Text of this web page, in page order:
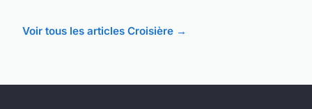
Voir tous les articles Croisière →